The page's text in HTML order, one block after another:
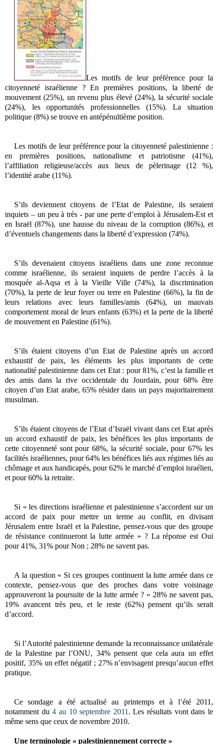
Les motifs de leur préférence pour la
citoyenneté israélienne ? En premières positions, la liberté de
mouvement (25%), un revenu plus élevé (24%), la sécurité sociale
(24%), les opportunités professionnelles (15%). La situation
politique (8%) se trouve en antépénultième position.
Les motifs de leur préférence pour la citoyenneté palestinienne :
en premières positions, nationalisme et patriotisme (41%),
l’affiliation religieuse/accès aux lieux de pèlerinage (12 %),
l’identité arabe (11%).
S’ils deviennent citoyens de l’Etat de Palestine, ils seraient
inquiets – un peu à très - par une perte d’emploi à Jérusalem-Est et
en Israël (87%), une hausse du niveau de la corruption (86%), et
d’éventuels changements dans la liberté d’expression (74%).
S’ils devenaient citoyens israéliens dans une zone reconnue
comme israélienne, ils seraient inquiets de perdre l’accès à la
mosquée al-Aqsa et à la Vieille Ville (74%), la discrimination
(70%), la perte de leur foyer ou terre en Palestine (66%), la fin de
leurs relations avec leurs familles/amis (64%), un mauvais
comportement moral de leurs enfants (63%) et la perte de la liberté
de mouvement en Palestine (61%).
S’ils étaient citoyens d’un Etat de Palestine après un accord
exhaustif de paix, les éléments les plus importants de cette
nationalité palestinienne dans cet Etat : pour 81%, c’est la famille et
des amis dans la rive occidentale du Jourdain, pour 68% être
citoyen d’un Etat arabe, 65% résider dans un pays majoritairement
musulman.
S’ils étaient citoyens de l’Etat d’Israël vivant dans cet Etat après
un accord exhaustif de paix, les bénéfices les plus importants de
cette citoyenneté sont pour 68%, la sécurité sociale, pour 67% les
facilités israéliennes, pour 64% les bénéfices liés aux régimes liés au
chômage et aux handicapés, pour 62% le marché d’emploi israélien,
et pour 60% la retraite.
Si « les directions israélienne et palestinienne s’accordent sur un
accord de paix pour mettre un terme au conflit, en divisant
Jérusalem entre Israël et la Palestine, pensez-vous que des groupe
de résistance continueront la lutte armée » ? La réponse est Oui
pour 41%, 31% pour Non ; 28% ne savent pas.
A la question « Si ces groupes continuent la lutte armée dans ce
contexte, pensez-vous que des proches dans votre voisinage
approuveront la poursuite de la lutte armée ? » 28% ne savent pas,
19% avancent très peu, et le reste (62%) pensent qu’ils serait
d’accord.
Si l’Autorité palestinienne demande la reconnaissance unilatérale
de la Palestine par l’ONU, 34% pensent que cela aura un effet
positif, 35% un effet négatif ; 27% n’envisagent presqu’aucun effet
pratique.
Ce sondage a été actualisé au printemps et à l’été 2011,
notamment du4 au 10 septembre 2011 . Les résultats vont dans le
même sens que ceux de novembre 2010.
Une terminologie « palestiniennement correcte »